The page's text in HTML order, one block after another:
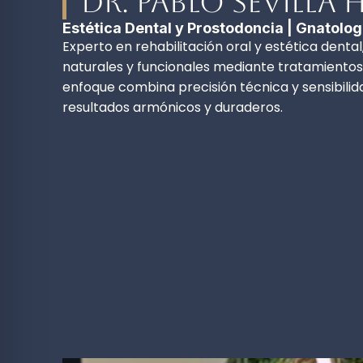
Estética Dental y Prostodoncia |
Experto en rehabilitación oral y estética
naturales y funcionales mediante tratamientos
enfoque combina precisión técnica y
resultados armónicos y duraderos.